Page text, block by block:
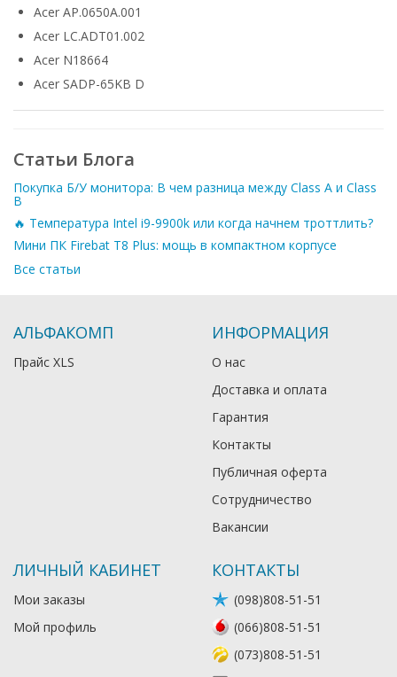
Acer AP.0650A.001
Acer LC.ADT01.002
Acer N18664
Acer SADP-65KB D
Статьи Блога
Покупка Б/У монитора: В чем разница между Class A и Class
B
🔥 Температура Intel i9-9900k или когда начнем троттлить?
Мини ПК Firebat T8 Plus: мощь в компактном корпусе
Все статьи
АЛЬФАКОМП
Прайс XLS
ИНФОРМАЦИЯ
О нас
Доставка и оплата
Гарантия
Контакты
Публичная оферта
Сотрудничество
Вакансии
ЛИЧНЫЙ КАБИНЕТ
Мои заказы
Мой профиль
КОНТАКТЫ
(098)808-51-51
(066)808-51-51
(073)808-51-51